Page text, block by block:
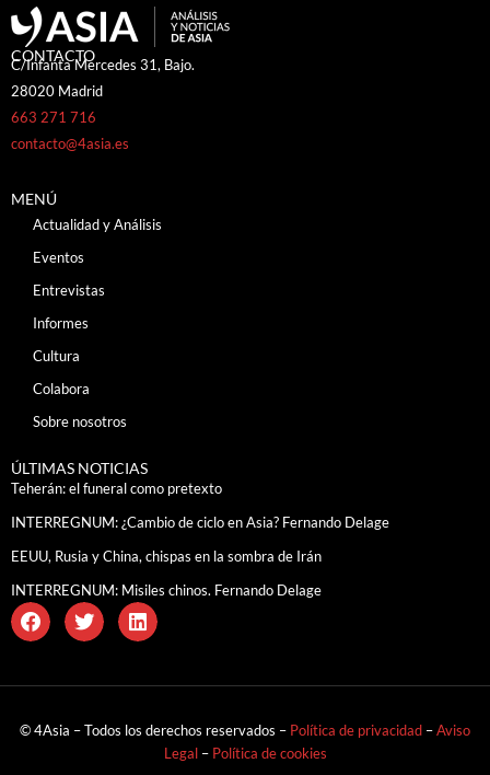
CONTACTO
C/Infanta Mercedes 31, Bajo.
28020 Madrid
663 271 716
contacto@4asia.es
MENÚ
Actualidad y Análisis
Eventos
Entrevistas
Informes
Cultura
Colabora
Sobre nosotros
ÚLTIMAS NOTICIAS
Teherán: el funeral como pretexto
INTERREGNUM: ¿Cambio de ciclo en Asia? Fernando Delage
EEUU, Rusia y China, chispas en la sombra de Irán
INTERREGNUM: Misiles chinos. Fernando Delage
© 4Asia – Todos los derechos reservados – Política de privacidad –Aviso
Legal – Política de cookies